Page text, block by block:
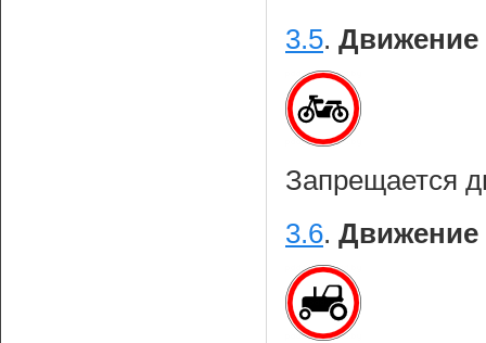
3.5. Движение
Запрещается
3.6. Движение